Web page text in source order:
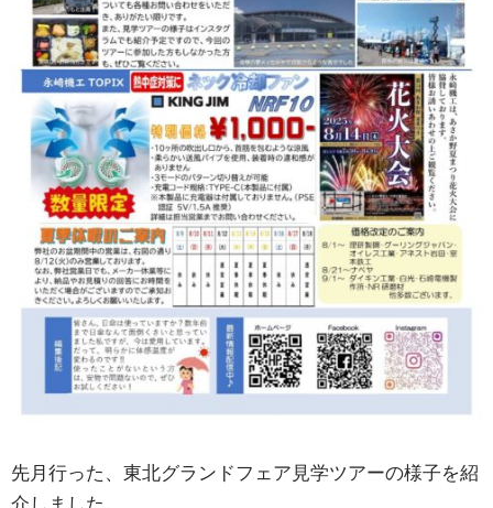
先月行った、東北グランドフェア見学ツアーの様子を紹